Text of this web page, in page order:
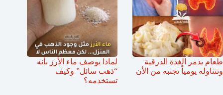
طعام يدمر الغدة الدرقية
وتتناوله يومياً تجنبه من الأن
لماذا يوصف ماء الأرز بأنه
“ذهب سائل” وكيف
تستخدمه؟